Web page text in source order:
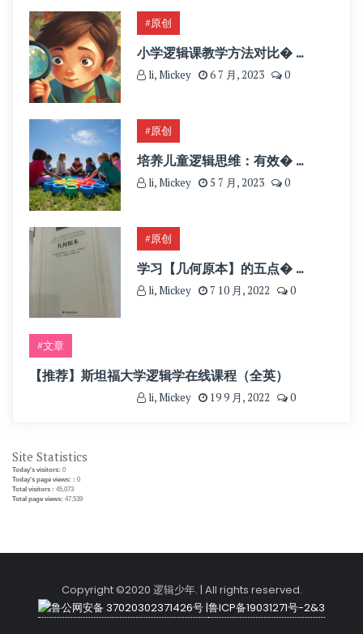
#原创
小学逻辑课教学方法对比� ...
li, Mickey 6 7 月, 2023 0
#原创
培养儿童逻辑思维：有效� ...
li, Mickey 5 7 月, 2023 0
#原创
学习【几何原本】的五点� ...
li, Mickey 7 10 月, 2022 0
#文章
【推荐】斯坦福大学逻辑学在线课程（全英）
li, Mickey 19 9 月, 2022 0
Site Statistics
Today's visitors: 0
Today's page views: : 0
Total visitors : 45,073
Total page views: 47,539
Copyright ©2020 逻辑少年. | All rights reserved.
鲁公网安备 37020302371426号 |鲁ICP备19031271号-2&3